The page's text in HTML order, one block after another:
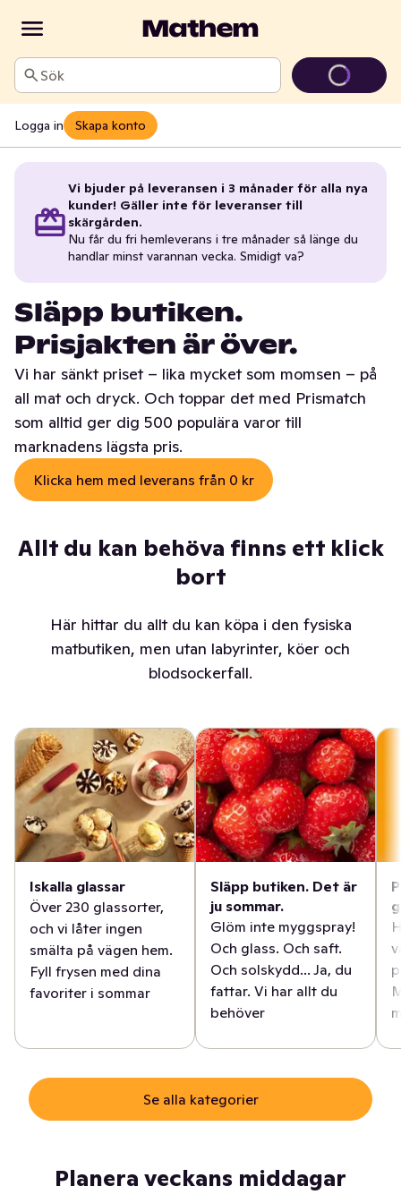
Sök
Logga in Skapa konto
Vi bjuder på leveransen i 3 månader för alla nya
kunder! Gäller inte för leveranser till
skärgården.
Nu får du fri hemleverans i tre månader så länge du
handlar minst varannan vecka. Smidigt va?
Släpp butiken.
Prisjakten är över.
Vi har sänkt priset – lika mycket som momsen – på
all mat och dryck. Och toppar det med Prismatch
som alltid ger dig 500 populära varor till
marknadens lägsta pris.
Klicka hem med leverans från 0 kr
Allt du kan behöva finns ett klick
bort
Här hittar du allt du kan köpa i den fysiska
matbutiken, men utan labyrinter, köer och
blodsockerfall.
Iskalla glassar
Över 230 glassorter,
och vi låter ingen
smälta på vägen hem.
Fyll frysen med dina
favoriter i sommar
Släpp butiken. Det är
ju sommar.
Glöm inte myggspray!
Och glass. Och saft.
Och solskydd... Ja, du
fattar. Vi har allt du
behöver
Se alla kategorier
Planera veckans middagar